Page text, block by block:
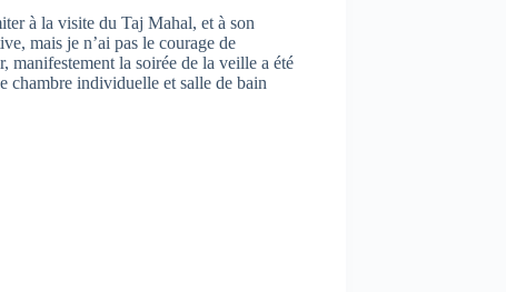
à la visite du Taj Mahal, et à son
mais je n’ai pas le courage de
manifestement la soirée de la veille a été
chambre individuelle et salle de bain